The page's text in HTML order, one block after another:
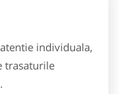
individuala,
trasaturile